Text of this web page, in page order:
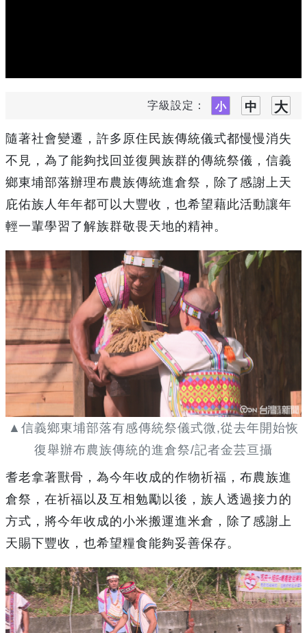
字級設定：
隨著社會變遷，許多原住民族傳統儀式都慢慢消失
不見，為了能夠找回並復興族群的傳統祭儀，信義
鄉東埔部落辦理布農族傳統進倉祭，除了感謝上天
庇佑族人年年都可以大豐收，也希望藉此活動讓年
輕一輩學習了解族群敬畏天地的精神。
▲信義鄉東埔部落有感傳統祭儀式微,從去年開始恢
復舉辦布農族傳統的進倉祭/記者金芸亘攝
耆老拿著獸骨，為今年收成的作物祈福，布農族進
倉祭，在祈福以及互相勉勵以後，族人透過接力的
方式，將今年收成的小米搬運進米倉，除了感謝上
天賜下豐收，也希望糧食能夠妥善保存。